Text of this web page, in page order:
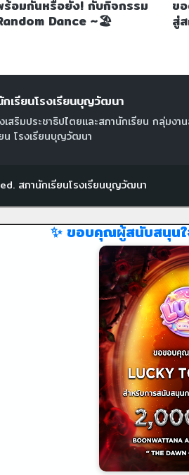
ร้อมกันหรือยัง! กับกิจกรรม
Dance ~🏖️
ข
สู่
กเรียนโรงเรียนบุญวัฒนา
เสริมประชาธิปไตยและสภานักเรียน กลุ่มงา
น โรงเรียนบุญวัฒนา
สภานักเรียนโรงเรียนบุญวัฒนา
✨ ขอบคุณผู้สนับสนุนใ